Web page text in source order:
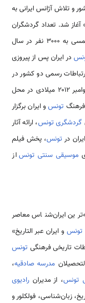
تلاش آژانس ایرانی به
آغاز شد. تعداد گردشگران
از هزار نفر در سال ۱۳۸۵ شمسی به ۳۰۰۰ نفر در سال
در ایران پس از پیروزی
از برقراری ارتباطات رسمی دو کشور در
روز سه‌شنبه ۱۶ آبان ۱۳۹۱ شمسی برابر با ۶ نوامبر ۲۰۱۲ میلادی در محل
فرهنگ تونسو ایران برگزار
گردشگری تونس، ارائه آثار
در تونس، پخش فیلم
موسیقی سنتی تونساز
تونس و ایران عبر التاریخ»
تونس
مدرسه صادقیه،
تونس، از مدیران رادیوی
تاریخ، زبان‌شناسی، فولکلور و